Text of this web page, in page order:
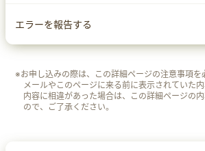
エラーを報告する
※お申し込みの際は、この詳細ページの注意事項を
メールやこのページに来る前に表示されていた
内容に相違があった場合は、この詳細ページの
ので、ご了承ください。